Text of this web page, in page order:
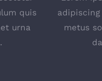
quis
urna
metus